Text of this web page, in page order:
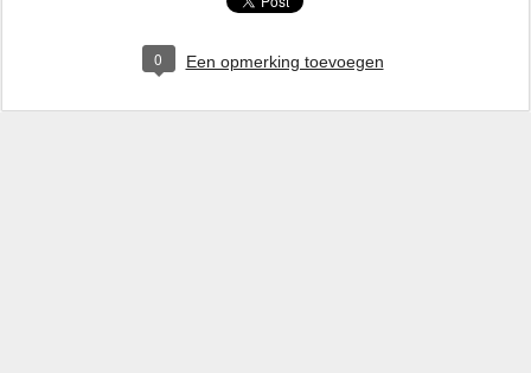
0 Een opmerking toevoegen